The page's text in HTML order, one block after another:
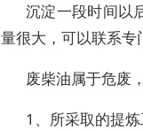
沉淀一段时间以
量很大，可以联系专
废柴油属于危废
1、所采取的提